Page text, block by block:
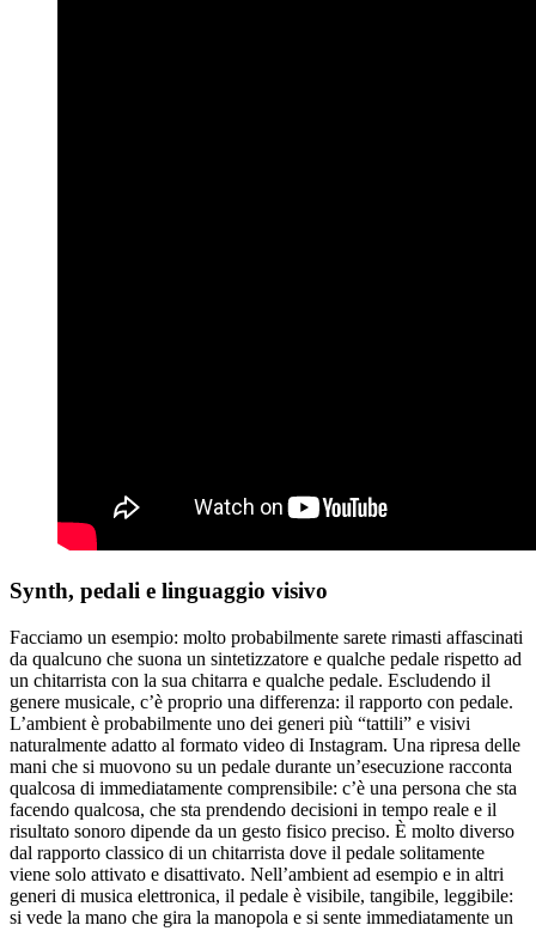
Synth, pedali e linguaggio visivo
Facciamo un esempio: molto probabilmente sarete rimasti affascinati
da qualcuno che suona un sintetizzatore e qualche pedale rispetto ad
un chitarrista con la sua chitarra e qualche pedale. Escludendo il
genere musicale, c’è proprio una differenza: il rapporto con pedale.
L’ambient è probabilmente uno dei generi più “tattili” e visivi
naturalmente adatto al formato video di Instagram. Una ripresa delle
mani che si muovono su un pedale durante un’esecuzione racconta
qualcosa di immediatamente comprensibile: c’è una persona che sta
facendo qualcosa, che sta prendendo decisioni in tempo reale e il
risultato sonoro dipende da un gesto fisico preciso. È molto diverso
dal rapporto classico di un chitarrista dove il pedale solitamente
viene solo attivato e disattivato. Nell’ambient ad esempio e in altri
generi di musica elettronica, il pedale è visibile, tangibile, leggibile:
si vede la mano che gira la manopola e si sente immediatamente un